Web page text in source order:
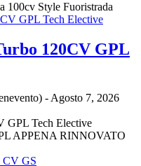
100cv Style Fuoristrada
120CV GPL
- Agosto 7, 2026
GPL Tech Elective
APPENA RINNOVATO